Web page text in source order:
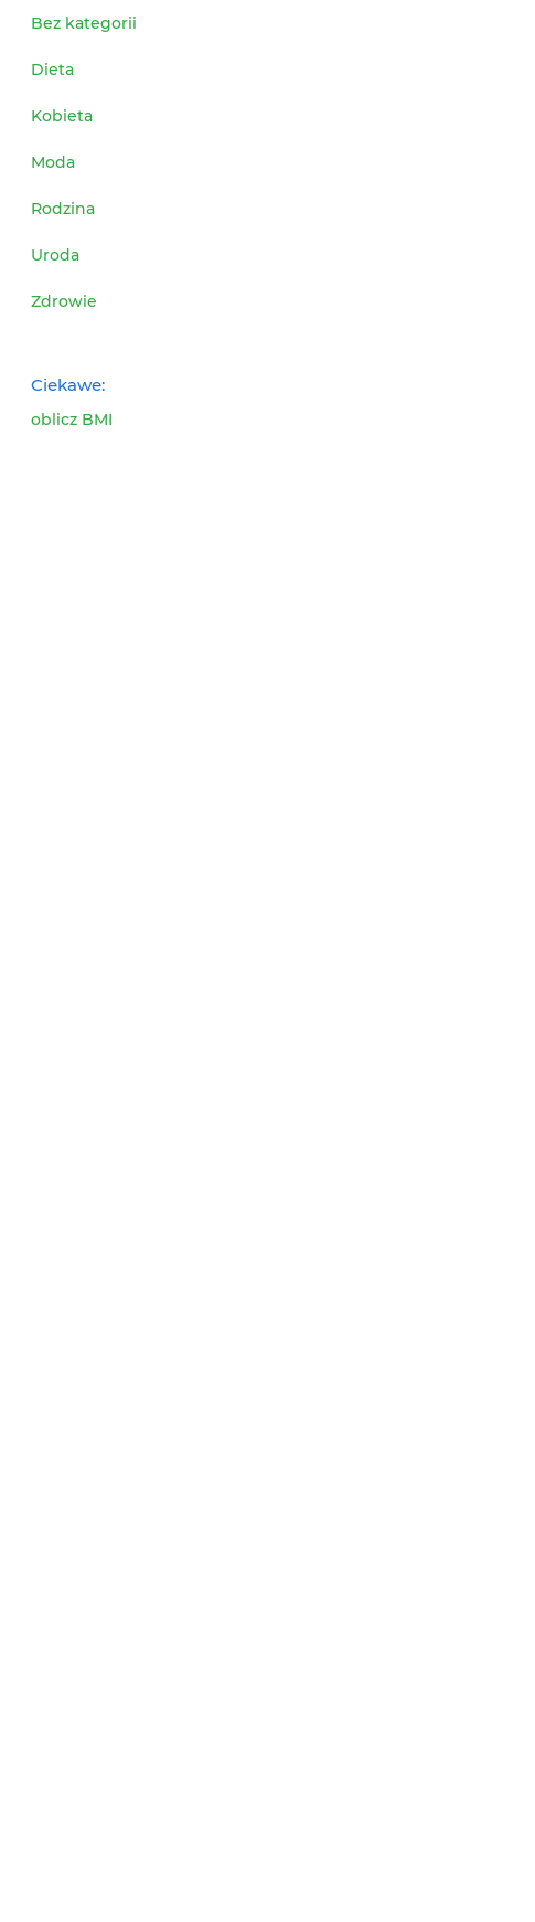
Bez kategorii
Dieta
Kobieta
Moda
Rodzina
Uroda
Zdrowie
Ciekawe:
oblicz BMI